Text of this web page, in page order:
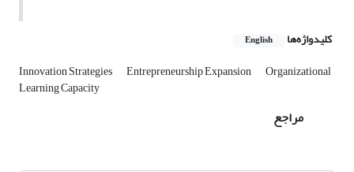
کلیدواژه‌ها English
Innovation Strategies Entrepreneurship Expansion Organizational
Learning Capacity
مراجع